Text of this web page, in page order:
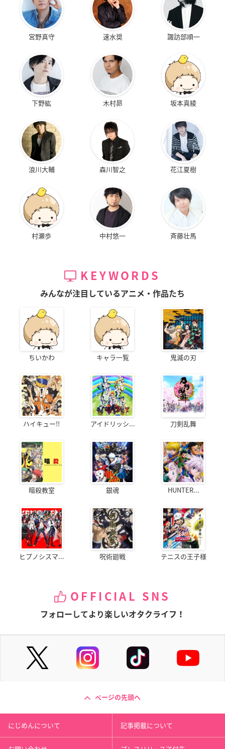
宮野真守 速水奨 諏訪部順一
下野紘 木村昴 坂本真綾
浪川大輔 森川智之 花江夏樹
村瀬歩 中村悠一 斉藤壮馬
KEYWORDS
みんなが注目しているアニメ・作品たち
ちいかわ キャラ一覧 鬼滅の刃
ハイキュー!! アイドリッシ... 刀剣乱舞
暗殺教室 銀魂 HUNTER...
ヒプノシスマ... 呪術廻戦 テニスの王子様
OFFICIAL SNS
フォローしてより楽しいオタクライフ！
ページの先頭へ
にじめんについて 記事掲載について